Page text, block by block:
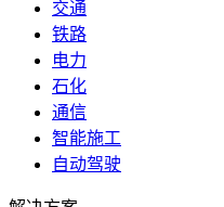
交通
铁路
电力
石化
通信
智能施工
自动驾驶